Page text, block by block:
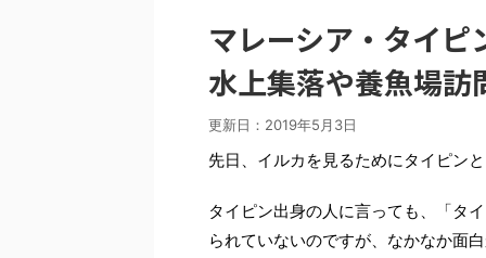
マレーシア・タイ
水上集落や養魚場訪
更新日： 2019年5月3日
先日、イルカを見るためにタイピン
タイピン出身の人に言っても、「タ
られていないのですが、なかなか面